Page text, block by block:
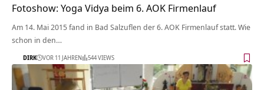
Fotoshow: Yoga Vidya beim 6. AOK Firmenlauf
Am 14. Mai 2015 fand in Bad Salzuflen der 6. AOK Firmenlauf statt. Wie
schon in den…
DIRK VOR 11 JAHREN 544 VIEWS